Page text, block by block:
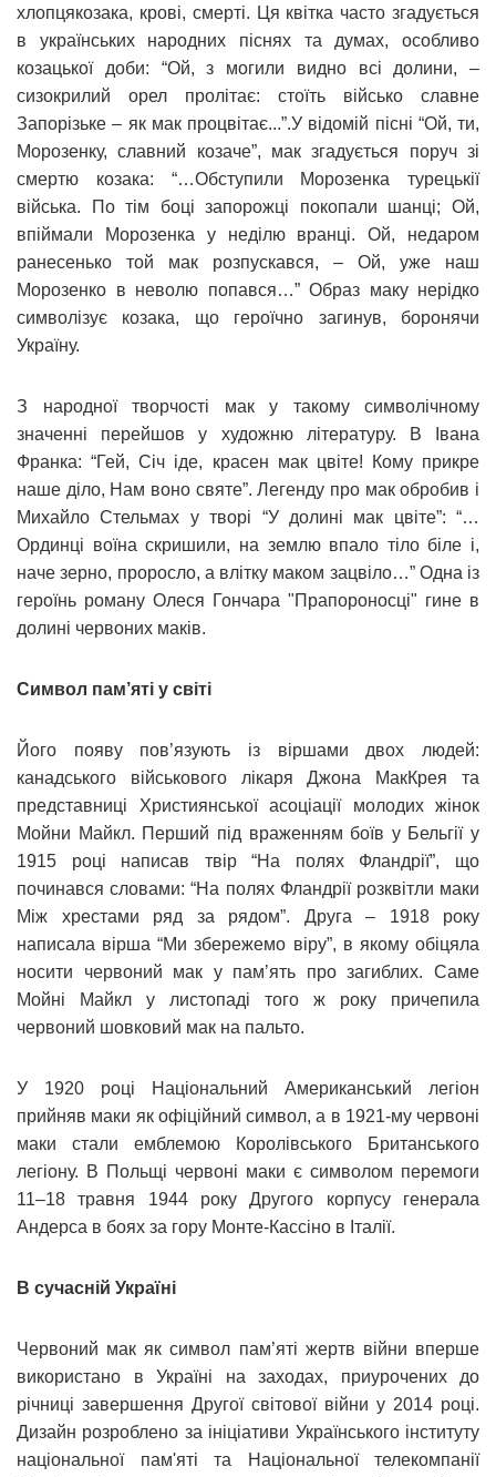
хлопцякозака, крові, смерті. Ця квітка часто згадується
в українських народних піснях та думах, особливо
козацької доби: “Ой, з могили видно всі долини, –
сизокрилий орел пролітає: стоїть військо славне
Запорізьке – як мак процвітає...”.У відомій пісні “Ой, ти,
Морозенку, славний козаче”, мак згадується поруч зі
смертю козака: “…Обступили Морозенка турецькії
війська. По тім боці запорожці покопали шанці; Ой,
впіймали Морозенка у неділю вранці. Ой, недаром
ранесенько той мак розпускався, – Ой, уже наш
Морозенко в неволю попався…” Образ маку нерідко
символізує козака, що героїчно загинув, боронячи
Україну.
З народної творчості мак у такому символічному
значенні перейшов у художню літературу. В Івана
Франка: “Гей, Січ іде, красен мак цвіте! Кому прикре
наше діло, Нам воно святе”. Легенду про мак обробив і
Михайло Стельмах у творі “У долині мак цвіте”: “…
Ординці воїна скришили, на землю впало тіло біле і,
наче зерно, проросло, а влітку маком зацвіло…” Одна із
героїнь роману Олеся Гончара "Прапороносці" гине в
долині червоних маків.
Символ пам’яті у світі
Його появу пов’язують із віршами двох людей:
канадського військового лікаря Джона МакКрея та
представниці Християнської асоціації молодих жінок
Мойни Майкл. Перший під враженням боїв у Бельгії у
1915 році написав твір “На полях Фландрії”, що
починався словами: “На полях Фландрії розквітли маки
Між хрестами ряд за рядом”. Друга – 1918 року
написала вірша “Ми збережемо віру”, в якому обіцяла
носити червоний мак у пам’ять про загиблих. Саме
Мойні Майкл у листопаді того ж року причепила
червоний шовковий мак на пальто.
У 1920 році Національний Американський легіон
прийняв маки як офіційний символ, а в 1921-му червоні
маки стали емблемою Королівського Британського
легіону. В Польщі червоні маки є символом перемоги
11–18 травня 1944 року Другого корпусу генерала
Андерса в боях за гору Монте-Кассіно в Італії.
В сучасній Україні
Червоний мак як символ пам’яті жертв війни вперше
використано в Україні на заходах, приурочених до
річниці завершення Другої світової війни у 2014 році.
Дизайн розроблено за ініціативи Українського інституту
національної пам'яті та Національної телекомпанії